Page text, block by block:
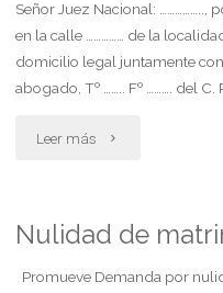
un
Señor Juez Nacional:
en la calle …………… de la
domicilio legal juntamente con
abogado, Tº …….. Fº ………. del C.
Leer más "Promueve
por
aumento
Nulidad de
Promueve Demanda por